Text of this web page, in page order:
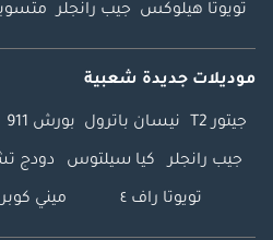
تويوتا هيلوكس جيب رانجلر
موديلات جديدة شعبية
جيتور T2 نيسان باترول بورش 911
جيب رانجلر كيا سيلتوس دودج
تويوتا راف ٤ ميني كوبر